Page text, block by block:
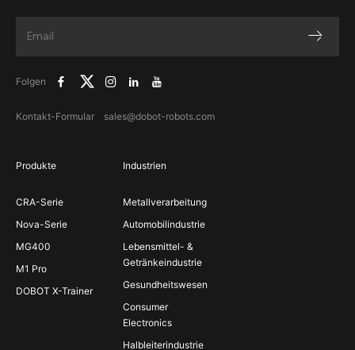
Folgen
Kontakt-Formular sales@dobot-robots.com
Produkte
CRA-Serie
Nova-Serie
MG400
M1 Pro
DOBOT X-Trainer
Industrien
Metallverarbeitung
Automobilindustrie
Lebensmittel- &
Getränkeindustrie
Gesundheitswesen
Consumer
Electronics
Halbleiterindustrie